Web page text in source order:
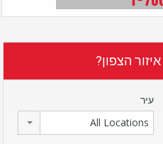
הצפון?
עיר
All Locations